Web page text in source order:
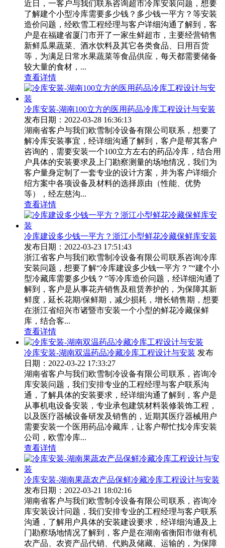
近日，一客户与我们联系咨询超市冷库安装问题，想要
了解建个小型冷库需要多少钱？多少钱一平方？等安装
造价问题，经欧雪工程经理与客户详细沟通了解到，客
户是在福建省厦门市开了一家生鲜超市，主要经营销售
新鲜瓜果蔬菜、酒水饮料及其它各类食品、日用百货
等，为满足日常水果蔬菜等食品供应，每天都需要储备
较大量的食材，...
查看详情
冷库安装-湖南100立方的医用药品冷库工程设计与安装
发布日期：2022-03-28 16:36:13
湖南省客户与我们欧雪制冷设备有限公司联系，想要了
解冷库安装事宜，经详细沟通了解到，客户是帮其客户
咨询的，需要安装一个100立方左右的药品冷库，结合用
户具体的安装要求及上门勘察测量的场地情况，我们为
客户量身定制了一套专业的设计方案，并为客户详细介
绍方案中各项设备及材料的选择原由（性能、优势
等），经左慈沟...
查看详情
冷库建设多少钱一平方？浙江小型鲜花冷藏保鲜库安装
发布日期：2022-03-23 17:51:43
浙江省客户与我们欧雪制冷设备有限公司联系咨询冷库
安装问题，想要了解“冷库建设多少钱一平方？”“建个小
型冷藏库需要多少钱？”等冷库造价问题，经详细沟通了
解到，客户是从事花卉销售及租赁养护的，为保障其新
鲜度，延长花期/保鲜期，减少损耗，增长销售期，想要
在浙江省绍兴市诸暨市安装一个小型的鲜花冷藏保鲜
库，结合客...
查看详情
冷库安装-湖南双温药品冷藏冷库工程设计与安装 发布
日期：2022-03-22 17:33:27
湖南省客户与我们欧雪制冷设备有限公司联系，咨询冷
库安装问题，我们安排专业的工程经理与客户联系沟
通，了解具体的安装要求，经详细沟通了解到，客户是
从事机电设备安装，专业承包建筑材料装修装饰工程，
以及医疗器械设备研发及销售的，近期其医疗器械用户
需要安装一个医用药品冷藏库，让客户帮忙找冷库安装
公司，欧雪冷库...
查看详情
冷库安装-湖南果蔬农产品保鲜冷藏冷库工程设计与安装
发布日期：2022-03-21 18:02:16
湖南省客户与我们欧雪制冷设备有限公司联系，咨询冷
库安装设计问题，我们安排专业的工程经理与客户联系
沟通，了解用户具体的安装建设要求，经详细沟通及上
门勘察场地情况了解到，客户是在湖南省衡阳市做有机
农产品、农资产品代销、代购及储藏、运输的，为保障